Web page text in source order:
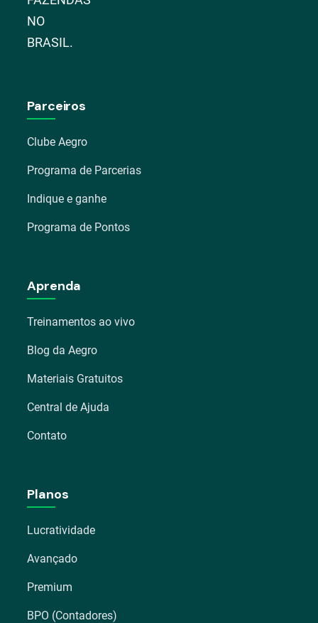
NO
BRASIL.
Parceiros
Clube Aegro
Programa de Parcerias
Indique e ganhe
Programa de Pontos
Aprenda
Treinamentos ao vivo
Blog da Aegro
Materiais Gratuitos
Central de Ajuda
Contato
Planos
Lucratividade
Avançado
Premium
BPO (Contadores)